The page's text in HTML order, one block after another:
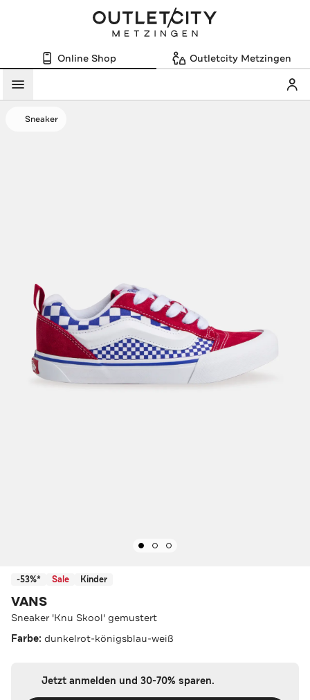
Online Shop Outletcity Metzingen
Menü
Sneaker
-53%* Sale Kinder
VANS
Sneaker 'Knu Skool' gemustert
Farbe: dunkelrot-königsblau-weiß
Jetzt anmelden und 30-70% sparen.